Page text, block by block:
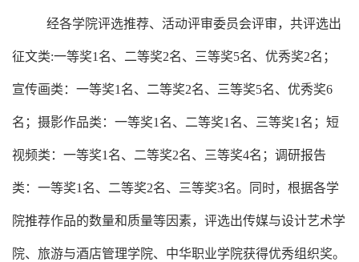
经各学院评选推荐、活动评审委员会评审，共评选出
征文类:一等奖1名、二等奖2名、三等奖5名、优秀奖2名；
宣传画类：一等奖1名、二等奖2名、三等奖5名、优秀奖6
名；摄影作品类：一等奖1名、二等奖1名、三等奖1名；短
视频类：一等奖1名、二等奖2名、三等奖4名；调研报告
类：一等奖1名、二等奖2名、三等奖3名。同时，根据各学
院推荐作品的数量和质量等因素，评选出传媒与设计艺术学
院、旅游与酒店管理学院、中华职业学院获得优秀组织奖。